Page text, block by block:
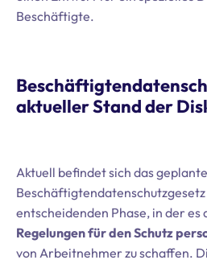
Beschäftigte.
aktueller Stand der
Aktuell befindet sich das geplante
entscheidenden Phase, in der es
Regelungen für den Schutz
von Arbeitnehmer zu schaffen.